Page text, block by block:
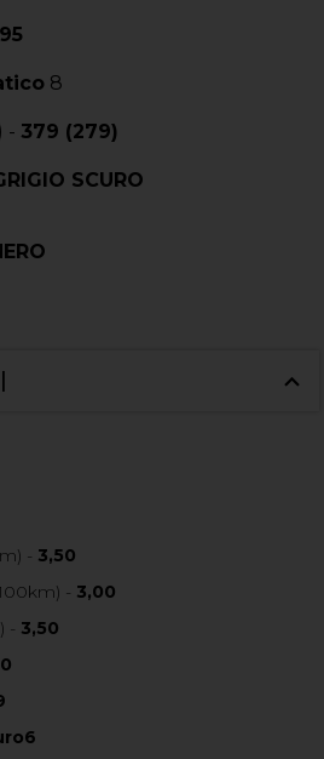
8
- 379 (279)
SCURO
- 3,50
- 3,00
- 3,50